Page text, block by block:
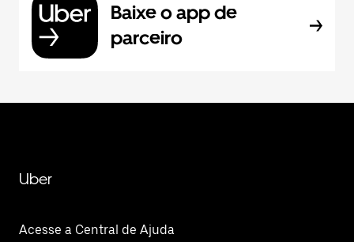
Baixe o app de
parceiro
Uber
Acesse a Central de Ajuda